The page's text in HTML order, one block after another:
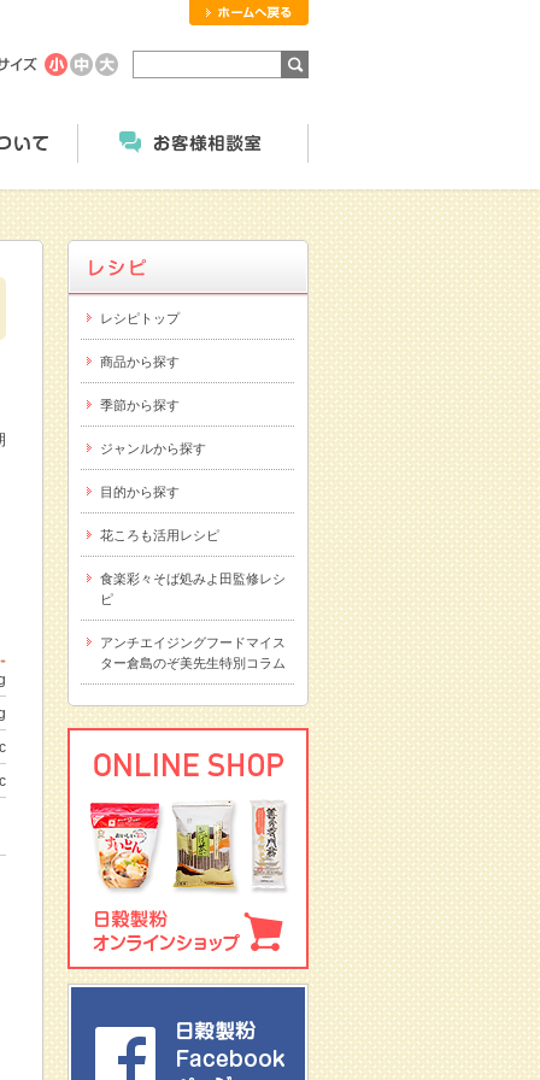
のご案内
にっこくについて
レシピトップ
商品から探す
季節から探す
ジャンルから探す
目的から探す
花ころも活用レシピ
食楽彩々そば処みよ田監修レシ
ピ
アンチエイジングフードマイス
ター倉島のぞ美先生特別コラム